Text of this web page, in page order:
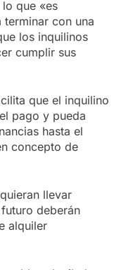
que «es
con una
los inquilinos
cumplir sus
que el inquilino
pago y pueda
hasta el
concepto de
llevar
deberán
alquiler